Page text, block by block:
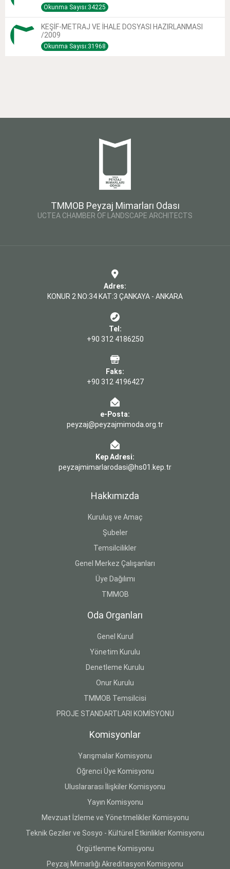
Okunma Sayısı:34225
KEŞİF-METRAJ VE İHALE DOSYASI HAZIRLANMASI
/2009
Okunma Sayısı:31968
TMMOB Peyzaj Mimarları Odası
UCTEA CHAMBER OF LANDSCAPE ARCHITECTS
Adres:
KONUR 2 NO:34 KAT:3 ÇANKAYA - ANKARA
Tel:
+90 312 4186250
Faks:
+90 312 4196427
e-Posta:
peyzaj@peyzajmimoda.org.tr
Kep Adresi:
peyzajmimarlarodasi@hs01.kep.tr
Hakkımızda
Kuruluş ve Amaç
Şubeler
Temsilcilikler
Genel Merkez Çalışanları
Üye Dağılımı
TMMOB
Oda Organları
Genel Kurul
Yönetim Kurulu
Denetleme Kurulu
Onur Kurulu
TMMOB Temsilcisi
PROJE STANDARTLARI KOMİSYONU
Komisyonlar
Yarışmalar Komisyonu
Öğrenci Üye Komisyonu
Uluslararası İlişkiler Komisyonu
Yayın Komisyonu
Mevzuat İzleme ve Yönetmelikler Komisyonu
Teknik Geziler ve Sosyo - Kültürel Etkinlikler Komisyonu
Örgütlenme Komisyonu
Peyzaj Mimarlığı Akreditasyon Komisyonu